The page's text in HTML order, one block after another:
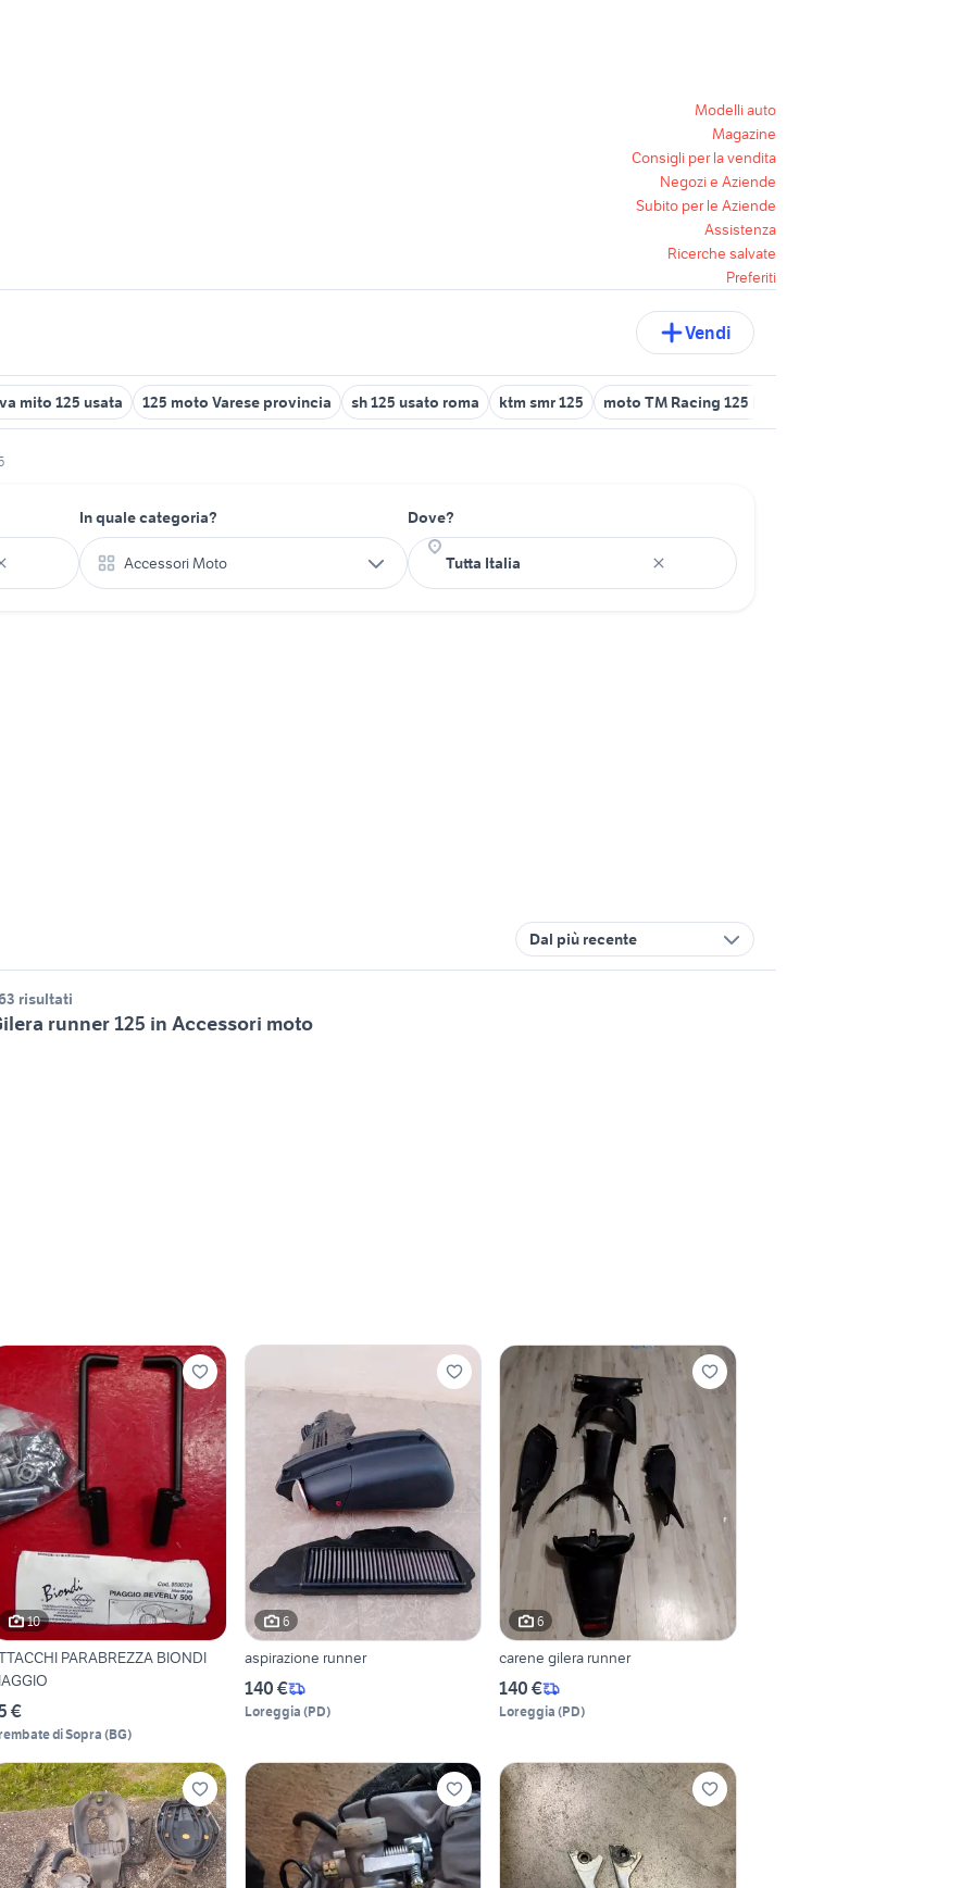
Modelli auto
Magazine
Consigli per la vendita
Negozi e Aziende
Subito per le Aziende
Assistenza
Ricerche salvate
Preferiti
Vendi
mito 125 usata 125 moto Varese provincia sh 125 usato roma ktm smr 125 moto TM Racing 125 Enduro
In quale categoria?
Accessori Moto
Dove?
Dal più recente
risultati
runner 125 in Accessori moto
10
PARABREZZA BIONDI
€
di Sopra (BG)
6
aspirazione runner
140 €
Loreggia (PD)
6
carene gilera runner
140 €
Loreggia (PD)